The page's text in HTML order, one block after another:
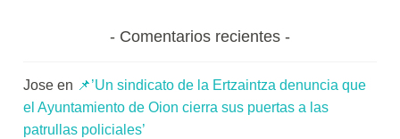
Comentarios recientes
Jose en 📌’Un sindicato de la Ertzaintza denuncia que
el Ayuntamiento de Oion cierra sus puertas a las
patrullas policiales’